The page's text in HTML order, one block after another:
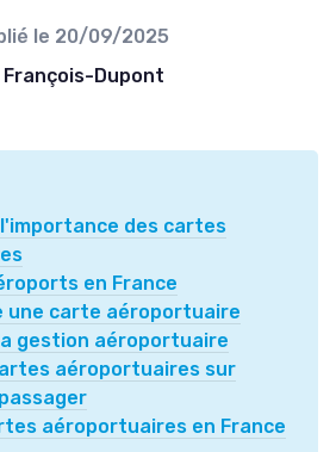
le 20/09/2025
Dupont
des cartes
en France
une carte aéroportuaire
gestion aéroportuaire
aéroportuaires sur
aéroportuaires en France